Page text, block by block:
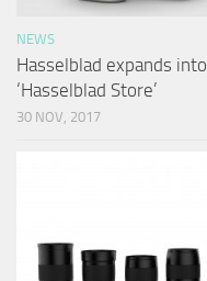
NEWS
Hasselblad expands
‘Hasselblad Store’
30 NOV, 2017